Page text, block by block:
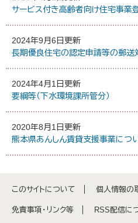
サービス付き高齢者向け住宅事業
2024年9月6日更新
長期優良住宅の認定申請等の郵送
2024年4月1日更新
要綱等（下水環境課所管分）
2020年8月1日更新
熊本県あんしん賃貸支援事業につ
このサイトについて 個人情報の
免責事項・リンク等 RSS配信に